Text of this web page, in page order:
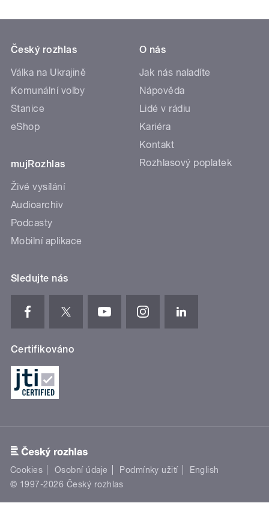
Český rozhlas
Válka na Ukrajině
Komunální volby
Stanice
eShop
mujRozhlas
Živé vysílání
Audioarchiv
Podcasty
Mobilní aplikace
O nás
Jak nás naladíte
Nápověda
Lidé v rádiu
Kariéra
Kontakt
Rozhlasový poplatek
Sledujte nás
Certifikováno
Cookies Osobní údaje Podmínky užití
English
© 1997-2026 Český rozhlas